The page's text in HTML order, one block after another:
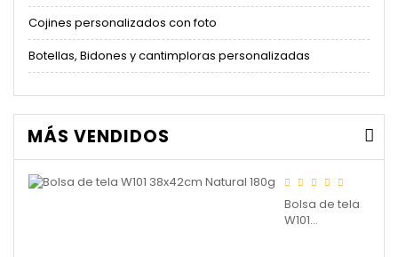
Cojines personalizados con foto
Botellas, Bidones y cantimploras personalizadas
MÁS VENDIDOS
Bolsa de tela
W101...